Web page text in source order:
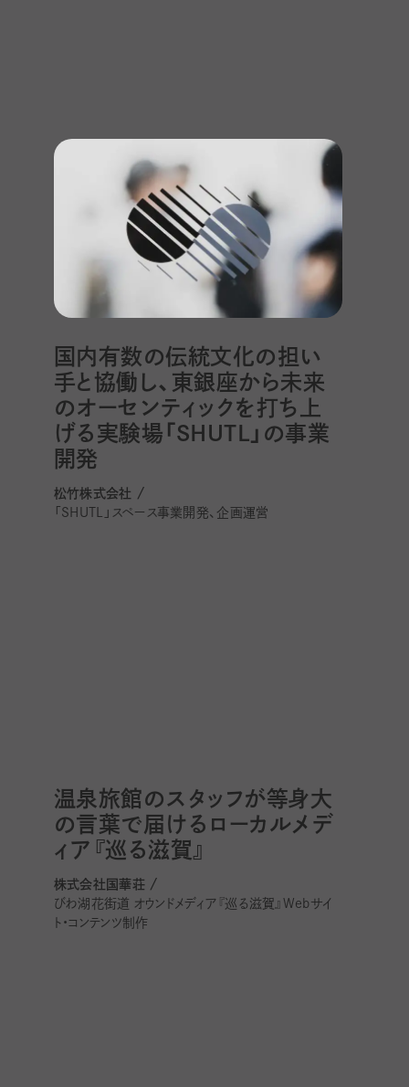
国内有数の伝統文化の担い
手と協働し、東銀座から未来
のオーセンティックを打ち上
げる実験場「SHUTL」の事業
開発
松竹株式会社 /
「SHUTL」スペース事業開発、企画運営
温泉旅館のスタッフが等身大
の言葉で届けるローカルメデ
ィア『巡る滋賀』
株式会社国華荘 /
びわ湖花街道 オウンドメディア『巡る滋賀』Webサイ
ト・コンテンツ制作